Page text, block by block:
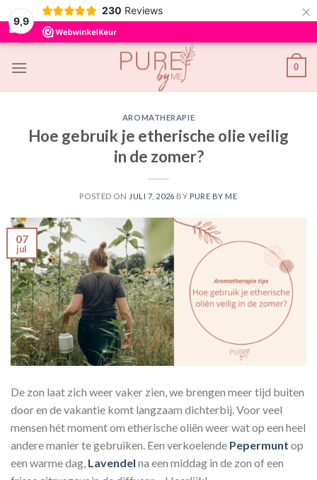
9,9
230 Reviews ×
Skip
0
AROMATHERAPIE
Hoe gebruik je etherische olie veilig
in de zomer?
POSTED ON JULI 7, 2026 BY PURE BY ME
07
jul
De zon laat zich weer vaker zien, we brengen meer tijd buiten
door en de vakantie komt langzaam dichterbij. Voor veel
mensen hét moment om etherische oliën weer wat op een heel
andere manier te gebruiken. Een verkoelende Pepermunt op
een warme dag, Lavendel na een middag in de zon of een